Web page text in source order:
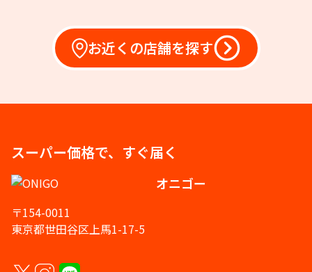
お近くの店舗を探す
スーパー価格で、すぐ届く
オニゴー
〒154-0011
東京都世田谷区上馬1-17-5